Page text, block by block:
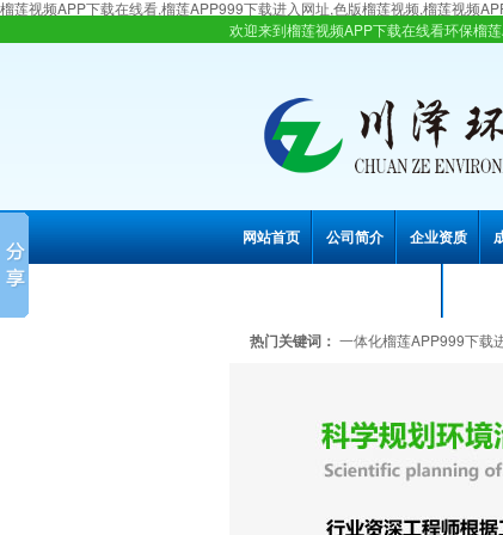
榴莲视频APP下载在线看,榴莲APP999下载进入网址,色版榴莲视频,榴莲视频
欢迎来到榴莲视频APP下载在线看环保榴莲
网站首页 公司简介 企业资质
热门关键词： 一体化榴莲APP999下载